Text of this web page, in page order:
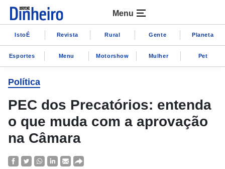
Menu
IstoÉ Revista Rural Gente Planeta
Esportes Menu Motorshow Mulher Pet
Política
PEC dos Precatórios: entenda
o que muda com a aprovação
na Câmara